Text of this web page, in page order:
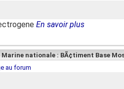
En savoir plus
nationale : BÃ¢timent Base
au forum